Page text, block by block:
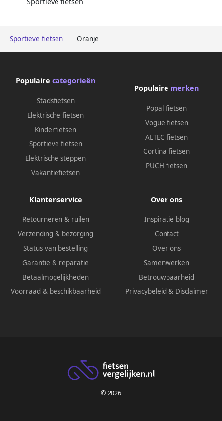
Sportieve fietsen Oranje
Populaire categorieën
Stadsfietsen
Elektrische fietsen
Kinderfietsen
Sportieve fietsen
Elektrische steppen
Vakantiefietsen
Populaire merken
Popal fietsen
Vogue fietsen
ALTEC fietsen
Cortina fietsen
PUCH fietsen
Klantenservice
Retourneren & ruilen
Verzending & bezorging
Status van bestelling
Garantie & reparatie
Betaalmogelijkheden
Voorraad & beschikbaarheid
Over ons
Inspiratie blog
Contact
Over ons
Samenwerken
Betrouwbaarheid
Privacybeleid & Disclaimer
© 2026